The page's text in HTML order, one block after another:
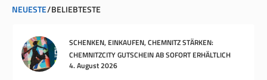
NEUESTE BELIEBTESTE
SCHENKEN, EINKAUFEN, CHEMNITZ STÄRKEN:
CHEMNITZCITY GUTSCHEIN AB SOFORT ERHÄLTLICH
4. August 2026